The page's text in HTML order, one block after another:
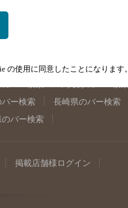
ー検索
ー検索
ー検索 兵庫県のバー検索
ー検索 長崎県のバー検索
バー検索
掲載店舗様ログイン
の使用に同意したことになります。